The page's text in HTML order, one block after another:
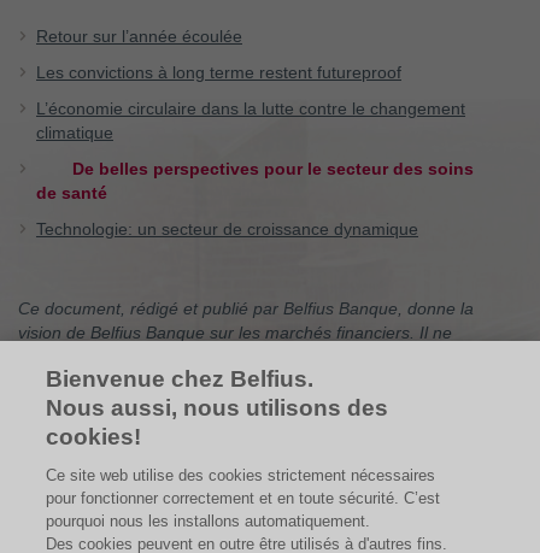
Retour sur l’année écoulée
Les convictions à long terme restent futureproof
L’économie circulaire dans la lutte contre le changement
climatique
De belles perspectives pour le secteur des soins
de santé
Technologie: un secteur de croissance dynamique
Ce document, rédigé et publié par Belfius Banque, donne la
vision de Belfius Banque sur les marchés financiers. Il ne
recommandation d’investissement, ni de recherche
indépendante en matière d’investissement. Si vous êtes à la
recherche de conseils en investissement personnalisés, vous
plaisir d’examiner avec vous les effets éventuels de cette vision
sur votre portefeuille d’investissements personnel. Les chiffres
mentionnés sont des instantanés et sont susceptibles d’évoluer.
Bienvenue chez Belfius.
Nous aussi, nous utilisons des
cookies!
Ce site web utilise des cookies strictement nécessaires
pour fonctionner correctement et en toute sécurité. C’est
pourquoi nous les installons automatiquement.
Des cookies peuvent en outre être utilisés à d'autres fins.